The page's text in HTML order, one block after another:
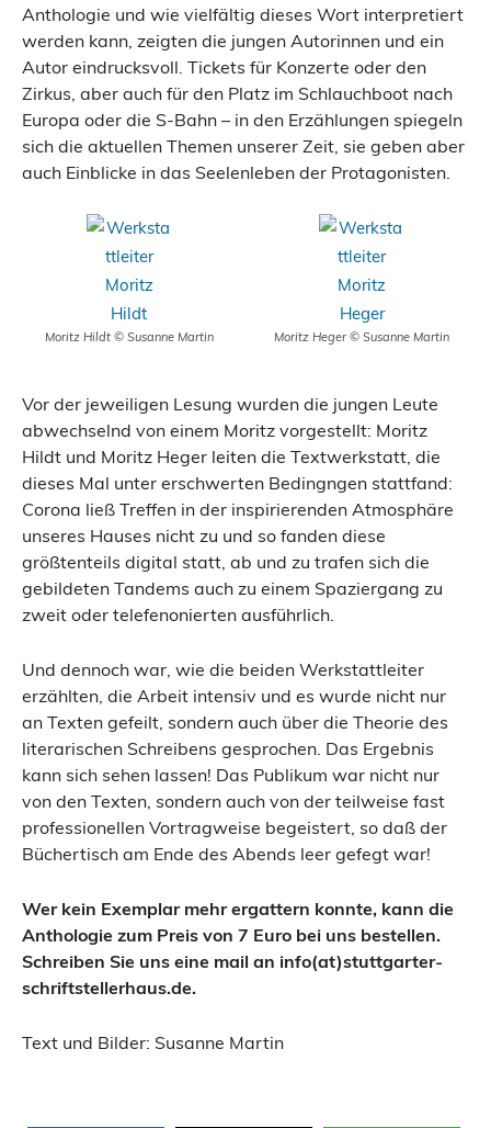
Anthologie und wie vielfältig dieses Wort interpretiert
werden kann, zeigten die jungen Autorinnen und ein
Autor eindrucksvoll. Tickets für Konzerte oder den
Zirkus, aber auch für den Platz im Schlauchboot nach
Europa oder die S-Bahn – in den Erzählungen spiegeln
sich die aktuellen Themen unserer Zeit, sie geben aber
auch Einblicke in das Seelenleben der Protagonisten.
Moritz Hildt © Susanne Martin Moritz Heger © Susanne Martin
Vor der jeweiligen Lesung wurden die jungen Leute
abwechselnd von einem Moritz vorgestellt: Moritz
Hildt und Moritz Heger leiten die Textwerkstatt, die
dieses Mal unter erschwerten Bedingngen stattfand:
Corona ließ Treffen in der inspirierenden Atmosphäre
unseres Hauses nicht zu und so fanden diese
größtenteils digital statt, ab und zu trafen sich die
gebildeten Tandems auch zu einem Spaziergang zu
zweit oder telefenonierten ausführlich.
Und dennoch war, wie die beiden Werkstattleiter
erzählten, die Arbeit intensiv und es wurde nicht nur
an Texten gefeilt, sondern auch über die Theorie des
literarischen Schreibens gesprochen. Das Ergebnis
kann sich sehen lassen! Das Publikum war nicht nur
von den Texten, sondern auch von der teilweise fast
professionellen Vortragweise begeistert, so daß der
Büchertisch am Ende des Abends leer gefegt war!
Wer kein Exemplar mehr ergattern konnte, kann die
Anthologie zum Preis von 7 Euro bei uns bestellen.
Schreiben Sie uns eine mail an info(at)stuttgarter-
schriftstellerhaus.de.
Text und Bilder: Susanne Martin